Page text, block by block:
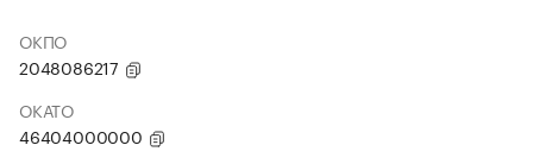
ОКПО
2048086217
ОКАТО
46404000000